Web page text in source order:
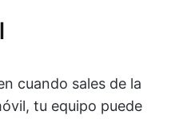
cuando sales de la
tu equipo puede